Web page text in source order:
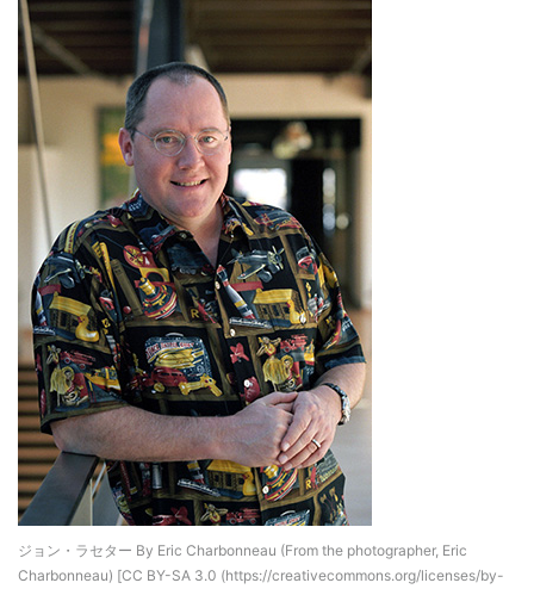
ジョン・ラセター By Eric Charbonneau (From the photographer, Eric
Charbonneau) [CC BY-SA 3.0 (https://creativecommons.org/licenses/by-